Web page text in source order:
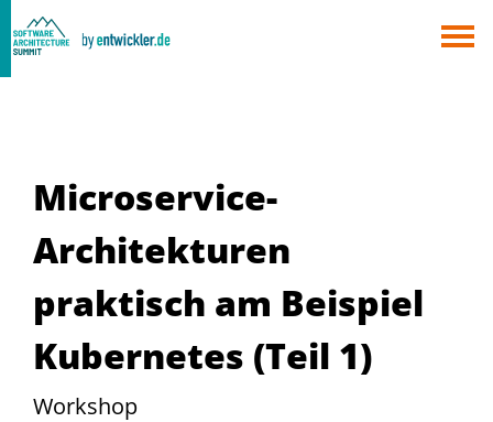
Microservice-
Architekturen
praktisch am Beispiel
Kubernetes (Teil 1)
Workshop
Alle